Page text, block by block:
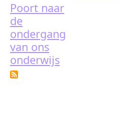
Poort naar
de
ondergang
van ons
onderwijs